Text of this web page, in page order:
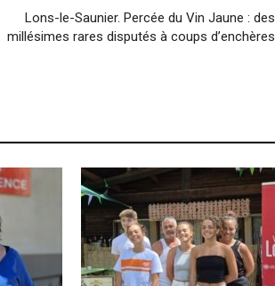
Lons-le-Saunier. Percée du Vin Jaune : des
millésimes rares disputés à coups d’enchères